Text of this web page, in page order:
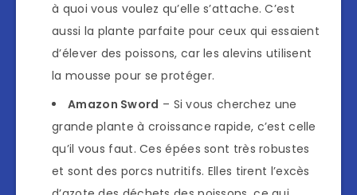
à quoi vous voulez qu’elle s’attache. C’est
aussi la plante parfaite pour ceux qui essaient
d’élever des poissons, car les alevins utilisent
la mousse pour se protéger.
Amazon Sword – Si vous cherchez une
grande plante à croissance rapide, c’est celle
qu’il vous faut. Ces épées sont très robustes
et sont des porcs nutritifs. Elles tirent l’excès